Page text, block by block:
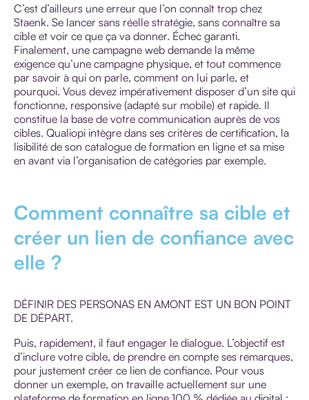
C’est d’ailleurs une erreur que l’on connaît trop chez
Staenk. Se lancer sans réelle stratégie, sans connaître sa
cible et voir ce que ça va donner. Échec garanti.
Finalement, une campagne web demande la même
exigence qu’une campagne physique, et tout commence
par savoir à qui on parle, comment on lui parle, et
pourquoi. Vous devez impérativement disposer d’un site qui
fonctionne, responsive (adapté sur mobile) et rapide. Il
constitue la base de votre communication auprès de vos
cibles. Qualiopi intègre dans ses critères de certification, la
lisibilité de son catalogue de formation en ligne et sa mise
en avant via l’organisation de catégories par exemple.
Comment connaître sa cible et
créer un lien de confiance avec
elle ?
DÉFINIR DES PERSONAS EN AMONT EST UN BON POINT
DE DÉPART.
Puis, rapidement, il faut engager le dialogue. L’objectif est
d’inclure votre cible, de prendre en compte ses remarques,
pour justement créer ce lien de confiance. Pour vous
donner un exemple, on travaille actuellement sur une